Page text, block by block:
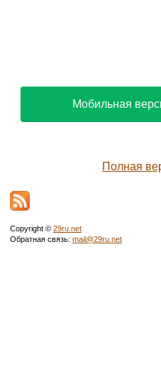
Мобильная
Полная
Copyright © 29ru.net
Обратная связь: mail@29ru.net